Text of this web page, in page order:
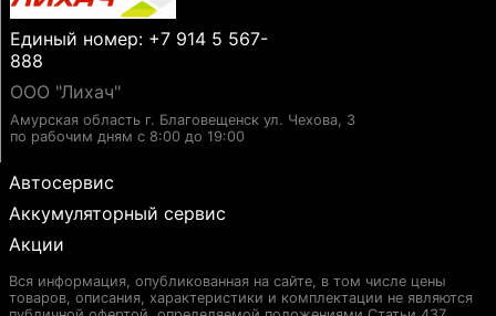
Единый номер: +7 914 5 567-
888
ООО "Лихач"
Амурская область г. Благовещенск ул. Чехова, 3
по рабочим дням с 8:00 до 19:00
Автосервис
Аккумуляторный сервис
Акции
Вся информация, опубликованная на сайте, в том числе цены
товаров, описания, характеристики и комплектации не являются